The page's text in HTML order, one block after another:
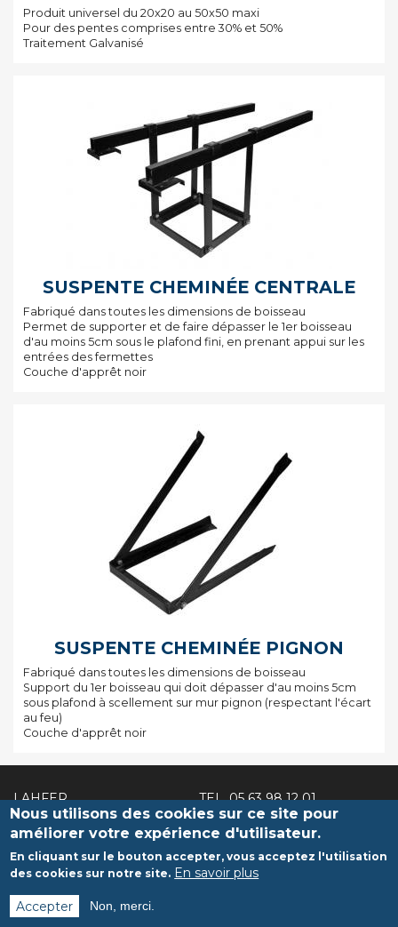
Produit universel du 20x20 au 50x50 maxi
Pour des pentes comprises entre 30% et 50%
Traitement Galvanisé
SUSPENTE CHEMINÉE CENTRALE
Fabriqué dans toutes les dimensions de boisseau
Permet de supporter et de faire dépasser le 1er boisseau
d'au moins 5cm sous le plafond fini, en prenant appui sur les
entrées des fermettes
Couche d'apprêt noir
SUSPENTE CHEMINÉE PIGNON
Fabriqué dans toutes les dimensions de boisseau
Support du 1er boisseau qui doit dépasser d'au moins 5cm
sous plafond à scellement sur mur pignon (respectant l'écart
au feu)
Couche d'apprêt noir
LAHFER
2 route de Caucalières
Aiguefonde
81200 MAZAMET
TEL.05 63 98 12 01
FAX. 05 63 98 33 61
lahfer@lahfer.fr
Pied
de
page
RECRUTEMENT
Mentions légales
Nous utilisons des cookies sur ce site pour
améliorer votre expérience d'utilisateur.
En cliquant sur le bouton accepter, vous acceptez l'utilisation
des cookies sur notre site. En savoir plus
Accepter Non, merci.